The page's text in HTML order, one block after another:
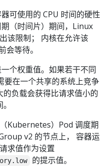
可使用的 CPU 时间的硬性
（时间片）期间，Linux
该限制； 内核在允许该
会等待。
个权重值。如果若干不同
要在一个共享的系统上竞争
的负载会获得比请求值小的
Kubernetes）Pod 调度期
v2 的节点上， 容器运
求值作为设置
的提示值。